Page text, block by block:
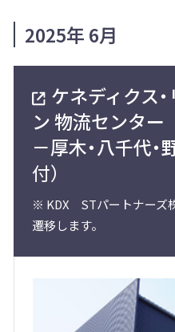
2025年 6月
ケネディクス
ン 物流センター
－厚木・八千代・
付）
※ KDX STパートナーズ
遷移します。